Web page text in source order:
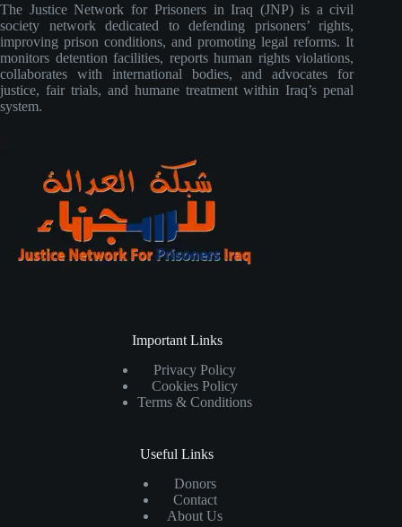
The Justice Network for Prisoners in Iraq (JNP) is a civil
society network dedicated to defending prisoners’ rights,
improving prison conditions, and promoting legal reforms. It
monitors detention facilities, reports human rights violations,
collaborates with international bodies, and advocates for
justice, fair trials, and humane treatment within Iraq’s penal
system.
Important Links
Privacy Policy
Cookies Policy
Terms & Conditions
Useful Links
Donors
Contact
About Us